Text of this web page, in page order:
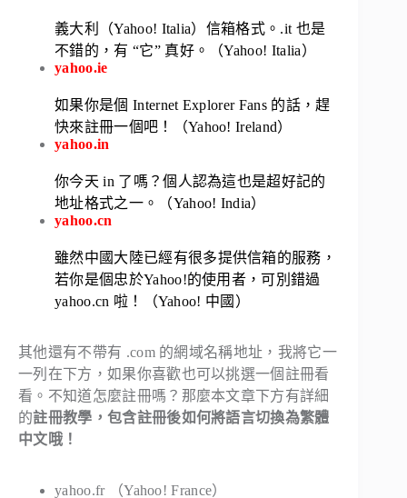
義大利（Yahoo! Italia）信箱格式。.it 也是
不錯的，有 “它” 真好。（Yahoo! Italia）
yahoo.ie
如果你是個 Internet Explorer Fans 的話，趕
快來註冊一個吧！（Yahoo! Ireland）
yahoo.in
你今天 in 了嗎？個人認為這也是超好記的
地址格式之一。（Yahoo! India）
yahoo.cn
雖然中國大陸已經有很多提供信箱的服務，
若你是個忠於Yahoo!的使用者，可別錯過
yahoo.cn 啦！（Yahoo! 中國）
其他還有不帶有 .com 的網域名稱地址，我將它一
一列在下方，如果你喜歡也可以挑選一個註冊看
看。不知道怎麼註冊嗎？那麼本文章下方有詳細
的註冊教學，包含註冊後如何將語言切換為繁體
中文哦！
yahoo.fr（Yahoo! France）